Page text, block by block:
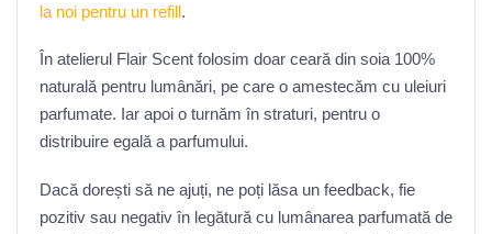
la noi pentru un refill.
În atelierul Flair Scent folosim doar ceară din soia 100%
naturală pentru lumânări, pe care o amestecăm cu uleiuri
parfumate. Iar apoi o turnăm în straturi, pentru o
distribuire egală a parfumului.
Dacă dorești să ne ajuți, ne poți lăsa un feedback, fie
pozitiv sau negativ în legătură cu lumânarea parfumată de